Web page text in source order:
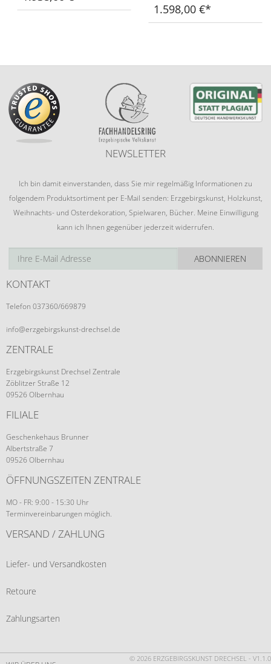
1.598,00 €
NEWSLETTER
Ich bin damit einverstanden, dass Sie mir regelmäßig Informationen zu
folgendem Produktsortiment per E-Mail senden: Erzgebirgskunst, Holzkunst,
Weihnachts- und Osterdekoration, Spielwaren, Bücher. Meine Einwilligung
kann ich Ihnen gegenüber jederzeit widerrufen.
ABONNIEREN
KONTAKT
Telefon 037360/669879
info@erzgebirgskunst-drechsel.de
ZENTRALE
Erzgebirgskunst Drechsel Zentrale
Zöblitzer Straße 12
09526 Olbernhau
FILIALE
Geschenkehaus Brunner
Albertstraße 7
09526 Olbernhau
ÖFFNUNGSZEITEN ZENTRALE
MO - FR: 9:00 - 15:30 Uhr
Terminvereinbarungen möglich.
VERSAND / ZAHLUNG
Liefer- und Versandkosten
Retoure
Zahlungsarten
© 2026 ERZGEBIRGSKUNST DRECHSEL - V1.1.0